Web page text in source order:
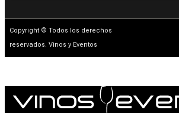
Copyright © Todos los derechos
reservados. Vinos y Eventos